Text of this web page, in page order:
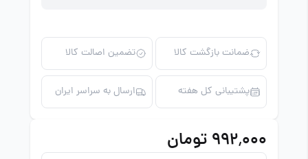
ضمانت بازگشت کالا تضمین اصالت کالا
پشتیبانی کل هفته ارسال به سراسر ایران
۹۹۲٬۰۰۰ تومان